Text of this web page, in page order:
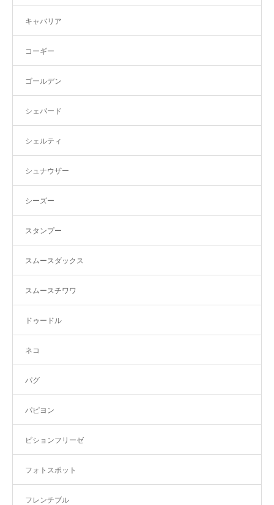
キャバリア
コーギー
ゴールデン
シェパード
シェルティ
シュナウザー
シーズー
スタンプー
スムースダックス
スムースチワワ
ドゥードル
ネコ
パグ
パピヨン
ビションフリーゼ
フォトスポット
フレンチブル